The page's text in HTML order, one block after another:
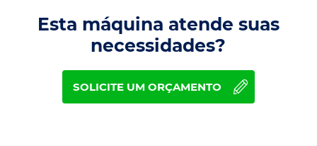
Esta máquina atende suas
necessidades?
SOLICITE UM ORÇAMENTO